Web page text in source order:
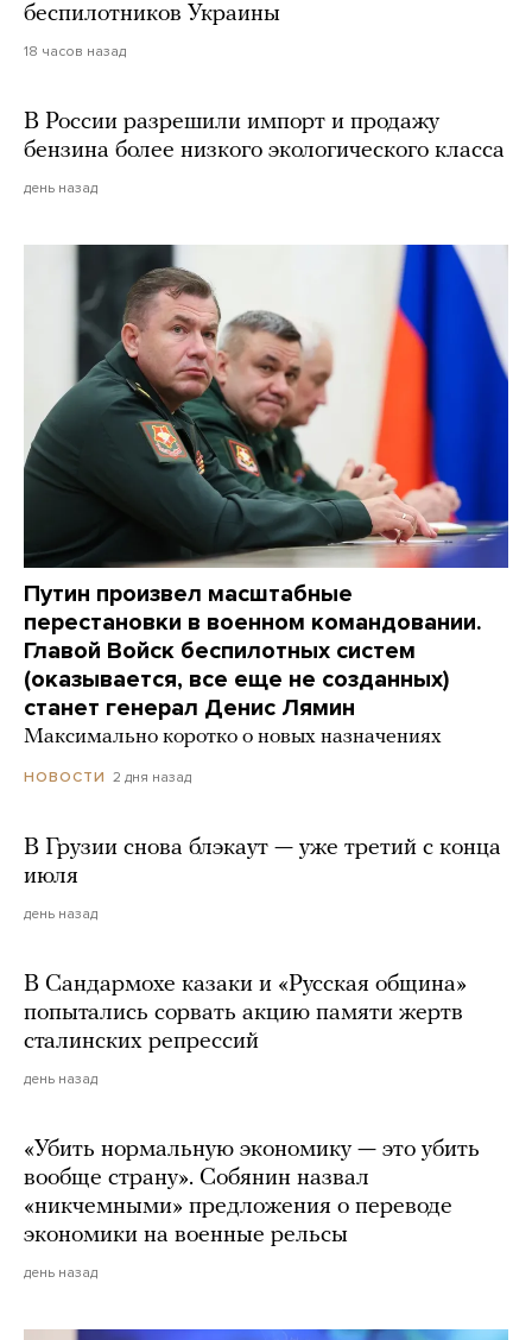
беспилотников Украины
18 часов назад
В России разрешили импорт и продажу
бензина более низкого экологического класса
день назад
Путин произвел масштабные
перестановки в военном командовании.
Главой Войск беспилотных систем
(оказывается, все еще не созданных)
станет генерал Денис Лямин
Максимально коротко о новых назначениях
НОВОСТИ 2 дня назад
В Грузии снова блэкаут — уже третий с конца
июля
день назад
В Сандармохе казаки и «Русская община»
попытались сорвать акцию памяти жертв
сталинских репрессий
день назад
«Убить нормальную экономику — это убить
вообще страну». Собянин назвал
«никчемными» предложения о переводе
экономики на военные рельсы
день назад